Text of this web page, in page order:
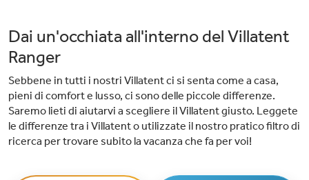
Dai un'occhiata all'interno del Villatent
Ranger
Sebbene in tutti i nostri Villatent ci si senta come a casa,
pieni di comfort e lusso, ci sono delle piccole differenze.
Saremo lieti di aiutarvi a scegliere il Villatent giusto. Leggete
le differenze tra i Villatent o utilizzate il nostro pratico filtro di
ricerca per trovare subito la vacanza che fa per voi!